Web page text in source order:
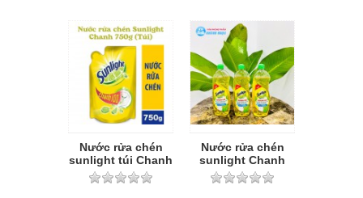
Nước rửa chén
sunlight túi Chanh
750g
Nước rửa chén
sunlight Chanh
750ml